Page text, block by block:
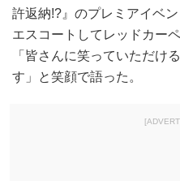
許返納!?』のプレミアイベ
エスコートしてレッドカー
「皆さんに笑っていただけ
す」と笑顔で語った。